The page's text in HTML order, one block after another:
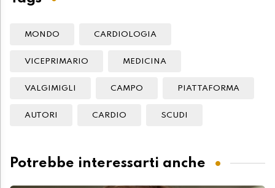
MONDO CARDIOLOGIA
VICEPRIMARIO MEDICINA
VALGIMIGLI CAMPO PIATTAFORMA
AUTORI CARDIO SCUDI
Potrebbe interessarti anche